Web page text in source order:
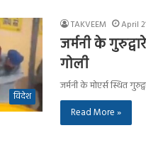
विदेश
TAKVEEM April
जर्मनी के
गोली
जर्मनी के मोएर्स स्थित
Read More »